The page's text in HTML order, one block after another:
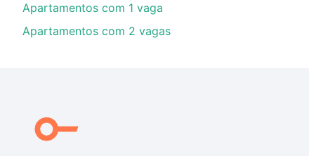
Apartamentos com 1 vaga
Apartamentos com 2 vagas